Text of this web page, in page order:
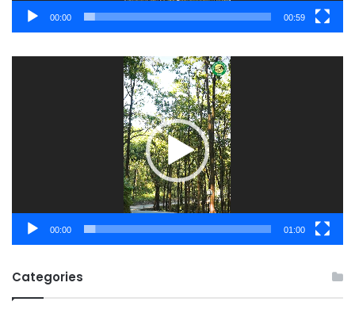
00:00 00:59
00:00 01:00
Categories